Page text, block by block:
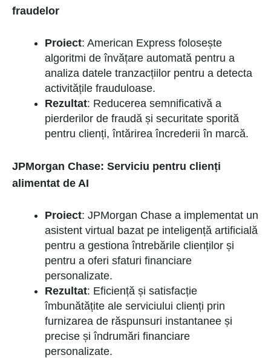
fraudelor
Proiect: American Express folosește
algoritmi de învățare automată pentru a
analiza datele tranzacțiilor pentru a detecta
activitățile frauduloase.
Rezultat: Reducerea semnificativă a
pierderilor de fraudă și securitate sporită
pentru clienți, întărirea încrederii în marcă.
JPMorgan Chase: Serviciu pentru clienți
alimentat de AI
Proiect: JPMorgan Chase a implementat un
asistent virtual bazat pe inteligență artificială
pentru a gestiona întrebările clienților și
pentru a oferi sfaturi financiare
personalizate.
Rezultat: Eficiență și satisfacție
îmbunătățite ale serviciului clienți prin
furnizarea de răspunsuri instantanee și
precise și îndrumări financiare
personalizate.